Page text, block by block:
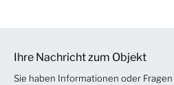
Ihre Nachricht zum Objekt
Sie haben Informationen oder